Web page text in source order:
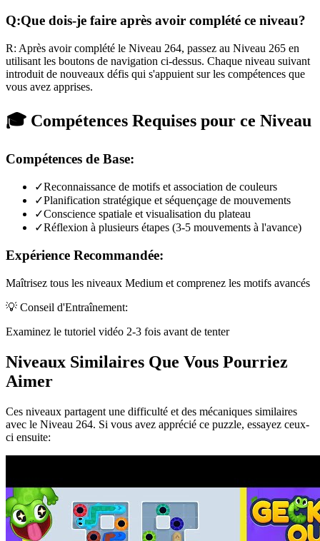
Q:Que dois-je faire après avoir complété ce niveau?
R: Après avoir complété le Niveau 264, passez au Niveau 265 en
utilisant les boutons de navigation ci-dessus. Chaque niveau suivant
introduit de nouveaux défis qui s'appuient sur les compétences que
vous avez apprises.
🎓 Compétences Requises pour ce Niveau
Compétences de Base:
✓Reconnaissance de motifs et association de couleurs
✓Planification stratégique et séquençage de mouvements
✓Conscience spatiale et visualisation du plateau
✓Réflexion à plusieurs étapes (3-5 mouvements à l'avance)
Expérience Recommandée:
Maîtrisez tous les niveaux Medium et comprenez les motifs avancés
💡 Conseil d'Entraînement:
Examinez le tutoriel vidéo 2-3 fois avant de tenter
Niveaux Similaires Que Vous Pourriez
Aimer
Ces niveaux partagent une difficulté et des mécaniques similaires
avec le Niveau 264. Si vous avez apprécié ce puzzle, essayez ceux-
ci ensuite: